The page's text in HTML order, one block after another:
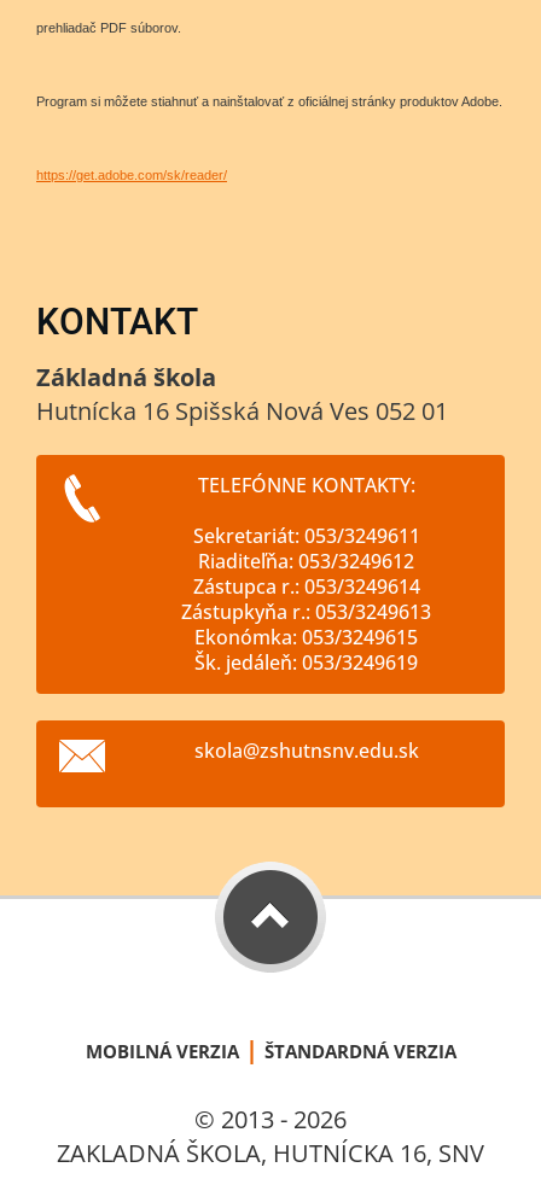
prehliadač PDF súborov.
Program si môžete stiahnuť a nainštalovať z oficiálnej stránky produktov Adobe.
https://get.adobe.com/sk/reader/
KONTAKT
Základná škola
Hutnícka 16 Spišská Nová Ves 052 01
TELEFÓNNE KONTAKTY:
Sekretariát: 053/3249611
Riaditeľňa: 053/3249612
Zástupca r.: 053/3249614
Zástupkyňa r.: 053/3249613
Ekonómka: 053/3249615
Šk. jedáleň: 053/3249619
skola@zshutnsnv.edu.sk
MOBILNÁ VERZIA | ŠTANDARDNÁ VERZIA
© 2013 - 2026
ZAKLADNÁ ŠKOLA, HUTNÍCKA 16, SNV